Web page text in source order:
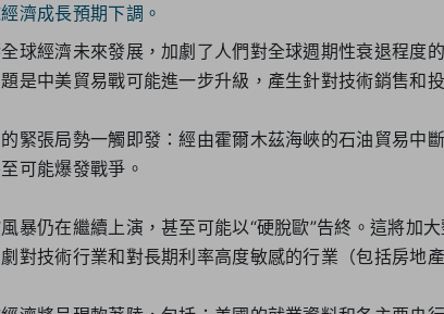
濟成長預期下調。
球經濟未來發展，加劇了人們對全球週期性衰退程度
是中美貿易戰可能進一步升級，產生針對技術銷售和投
緊張局勢一觸即發：經由霍爾木茲海峽的石油貿易中
可能爆發戰爭。
暴仍在繼續上演，甚至可能以“硬脫歐”告終。這將加
對技術行業和對長期利率高度敏感的行業（包括房地